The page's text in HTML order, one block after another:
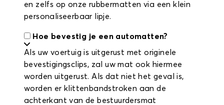
en zelfs op onze rubbermatten via een klein
personaliseerbaar lipje.
Hoe bevestig je een automatten?
Als uw voertuig is uitgerust met originele
bevestigingsclips, zal uw mat ook hiermee
worden uitgerust. Als dat niet het geval is,
worden er klittenbandstroken aan de
achterkant van de bestuurdersmat